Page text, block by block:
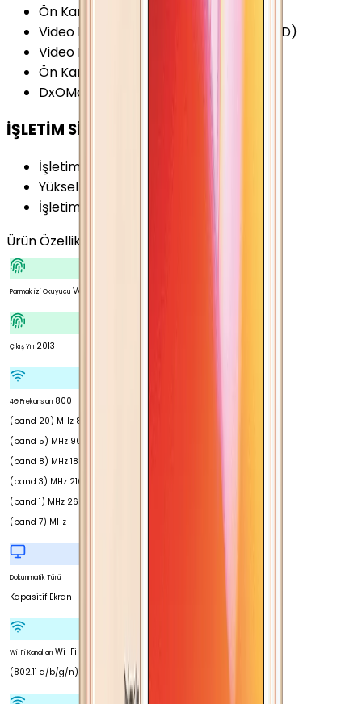
Ön Kamera Özellikleri
Video Kayıt Çözünürlüğü
1080p (Full HD)
Video FPS Değeri
Ön Kamera FPS Değeri
DxOMark Camera (v3)
İŞLETİM SİSTEMİ
İşletim Sistemi
Yükseltilebilir Versiyon
İşletim Sistemi Versiyonu
Ürün Özellikleri
Parmak izi Okuyucu Var
Çıkış Yılı 2013
4G Frekansları 800
(band 20) MHz 850
(band 5) MHz 900
(band 8) MHz 1800
(band 3) MHz 2100
(band 1) MHz 2600
(band 7) MHz
Dokunmatik Türü
Kapasitif Ekran
Wi-Fi Kanalları Wi-Fi 4
(802.11 a/b/g/n)